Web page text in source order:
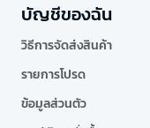
บัญชีของฉัน
วิธีการจัดส่งสินค้า
รายการโปรด
ข้อมูลส่วนตัว